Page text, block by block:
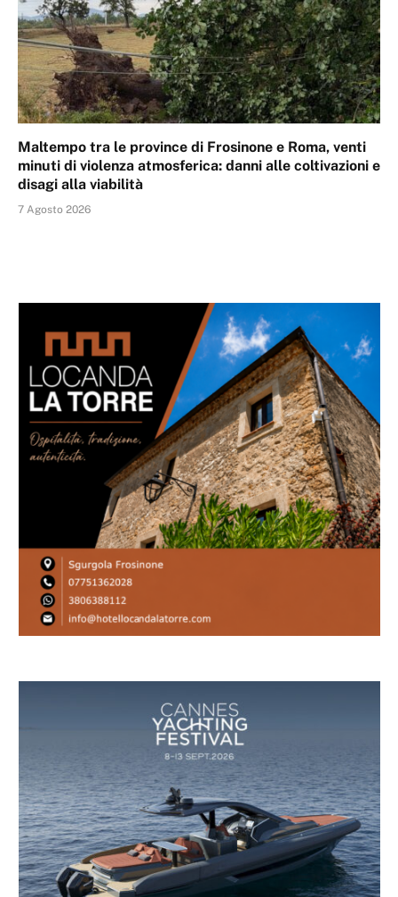
Maltempo tra le province di Frosinone e Roma, venti
minuti di violenza atmosferica: danni alle coltivazioni e
disagi alla viabilità
7 Agosto 2026